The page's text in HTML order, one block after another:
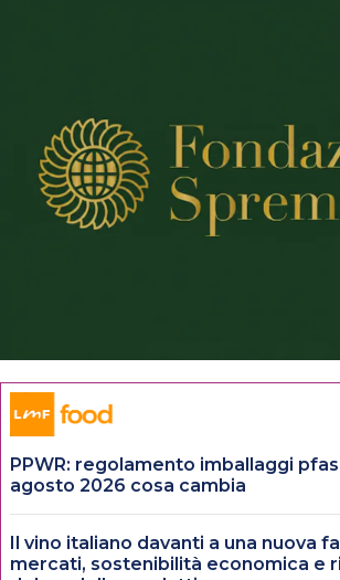
PPWR: regolamento imballaggi
agosto 2026 cosa cambia
Il vino italiano davanti a una nuova
mercati, sostenibilità economica e